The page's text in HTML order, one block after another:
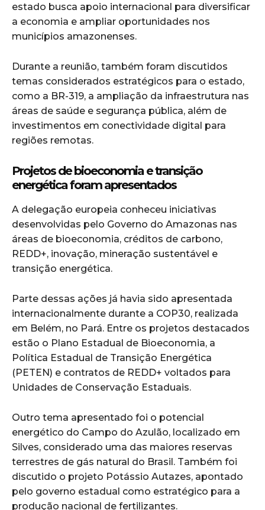
estado busca apoio internacional para diversificar
a economia e ampliar oportunidades nos
municípios amazonenses.
Durante a reunião, também foram discutidos
temas considerados estratégicos para o estado,
como a BR-319, a ampliação da infraestrutura nas
áreas de saúde e segurança pública, além de
investimentos em conectividade digital para
regiões remotas.
Projetos de bioeconomia e transição
energética foram apresentados
A delegação europeia conheceu iniciativas
desenvolvidas pelo Governo do Amazonas nas
áreas de bioeconomia, créditos de carbono,
REDD+, inovação, mineração sustentável e
transição energética.
Parte dessas ações já havia sido apresentada
internacionalmente durante a COP30, realizada
em Belém, no Pará. Entre os projetos destacados
estão o Plano Estadual de Bioeconomia, a
Política Estadual de Transição Energética
(PETEN) e contratos de REDD+ voltados para
Unidades de Conservação Estaduais.
Outro tema apresentado foi o potencial
energético do Campo do Azulão, localizado em
Silves, considerado uma das maiores reservas
terrestres de gás natural do Brasil. Também foi
discutido o projeto Potássio Autazes, apontado
pelo governo estadual como estratégico para a
produção nacional de fertilizantes.